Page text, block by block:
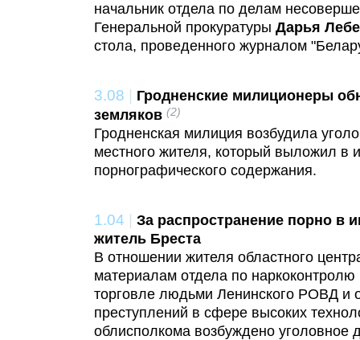
начальник отдела по делам
Генеральной прокуратуры Дарья
стола, проведенного журналом
3.08 | Гродненские милиционеры
земляков (2)
Гродненская милиция возбудила
местного жителя, который выложил в
порнографического содержания.
1.04 | За распространение порно в
житель Бреста
В отношении жителя областного
материалам отдела по
торговле людьми Ленинского РОВД и
преступлений в сфере высоких
облисполкома возбуждено уголовное